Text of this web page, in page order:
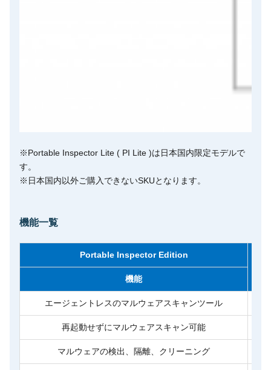
※Portable Inspector Lite ( PI Lite )は日本国内限定モデルで
す。
※日本国内以外ご購入できないSKUとなります。
機能一覧
Portable Inspector Edition
機能
エージェントレスのマルウェアスキャンツール
再起動せずにマルウェアスキャン可能
マルウェアの検出、隔離、クリーニング